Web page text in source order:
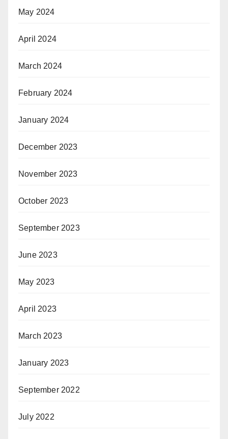
May 2024
April 2024
March 2024
February 2024
January 2024
December 2023
November 2023
October 2023
September 2023
June 2023
May 2023
April 2023
March 2023
January 2023
September 2022
July 2022